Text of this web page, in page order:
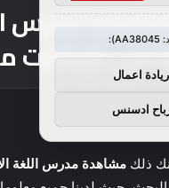
مدرس
على الإنترنت
ذلك مشاهدة مدرس اللغة
اعمال
ادسنس